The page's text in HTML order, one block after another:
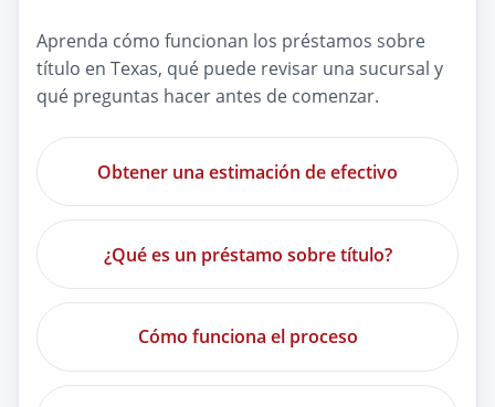
Aprenda cómo funcionan los préstamos sobre
título en Texas, qué puede revisar una sucursal y
qué preguntas hacer antes de comenzar.
Obtener una estimación de efectivo
¿Qué es un préstamo sobre título?
Cómo funciona el proceso